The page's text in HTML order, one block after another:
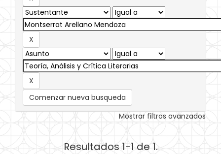
Comenzar nueva busqueda
Mostrar filtros avanzados
Resultados 1-1 de 1.